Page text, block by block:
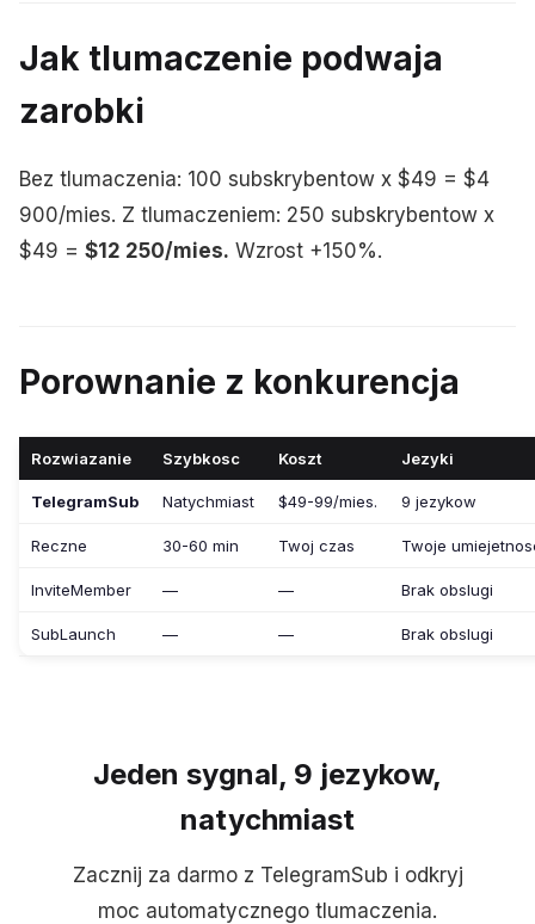
Jak tlumaczenie podwaja
zarobki
Bez tlumaczenia: 100 subskrybentow x $49 = $4
900/mies. Z tlumaczeniem: 250 subskrybentow x
$49 = $12 250/mies. Wzrost +150%.
Porownanie z konkurencja
Rozwiazanie Szybkosc Koszt Jezyki
TelegramSub Natychmiast $49-99/mies. 9 jezykow
Reczne 30-60 min Twoj czas Twoje
InviteMember — — Brak obslugi
SubLaunch — — Brak obslugi
Jeden sygnal, 9 jezykow,
natychmiast
Zacznij za darmo z TelegramSub i odkryj
moc automatycznego tlumaczenia.